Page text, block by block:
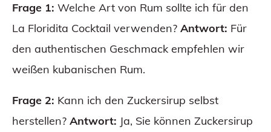
Frage 1: Welche Art von Rum sollte ich für den
La Floridita Cocktail verwenden? Antwort: Für
den authentischen Geschmack empfehlen wir
weißen kubanischen Rum.
Frage 2: Kann ich den Zuckersirup selbst
herstellen? Antwort: Ja, Sie können Zuckersirup